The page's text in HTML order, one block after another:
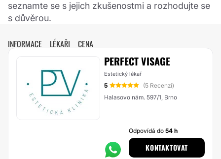
seznamte se s jejich zkušenostmi a rozhodujte se
s důvěrou.
INFORMACE LÉKAŘI CENA
PERFECT VISAGE
Estetický lékař
5
(5 Recenzí)
Halasovo nám. 597/1, Brno
Odpovídá do54 h
KONTAKTOVAT